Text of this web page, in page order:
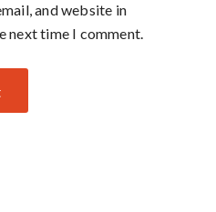
and website in
next time I comment.